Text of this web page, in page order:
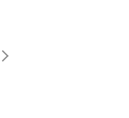
になる？採用担当
、資格が評価に